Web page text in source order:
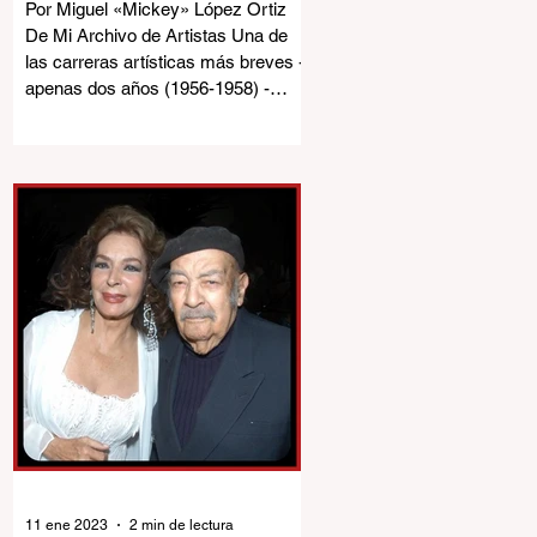
destiempo.
Por Miguel «Mickey» López Ortiz
De Mi Archivo de Artistas Una de
las carreras artísticas más breves -
apenas dos años (1956-1958) -
11 ene 2023 2 min de lectura